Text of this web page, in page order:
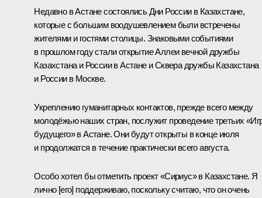
Недавно в Астане состоялись Дни России в Казахстане,
которые с большим воодушевлением были встречены
жителями и гостями столицы. Знаковыми событиями
в прошлом году стали открытие Аллеи вечной дружбы
Казахстана и России в Астане и Сквера дружбы Казахстана
и России в Москве.
Укреплению гуманитарных контактов, прежде всего между
молодёжью наших стран, послужит проведение третьих
будущего» в Астане. Они будут открыты в конце июля
и продолжатся в течение практически всего августа.
Особо хотел бы отметить проект «Сириус» в Казахстане. Я
лично [его] поддерживаю, поскольку считаю, что он очень